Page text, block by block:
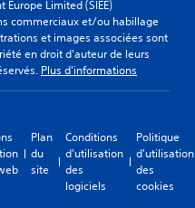
Limited (SIEE)
commerciaux et/ou habillage
et images associées sont
en droit d'auteur de leurs
Plus d'informations
Plan
du
site
Conditions
d'utilisation
des
logiciels
Politique
d'utilisation
des
cookies